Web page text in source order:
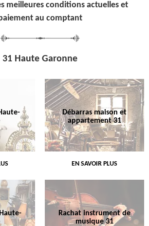
meilleures conditions actuelles et
au comptant
31 Haute Garonne
Débarras maison et
appartement 31
EN SAVOIR PLUS
Rachat instrument de
musique 31